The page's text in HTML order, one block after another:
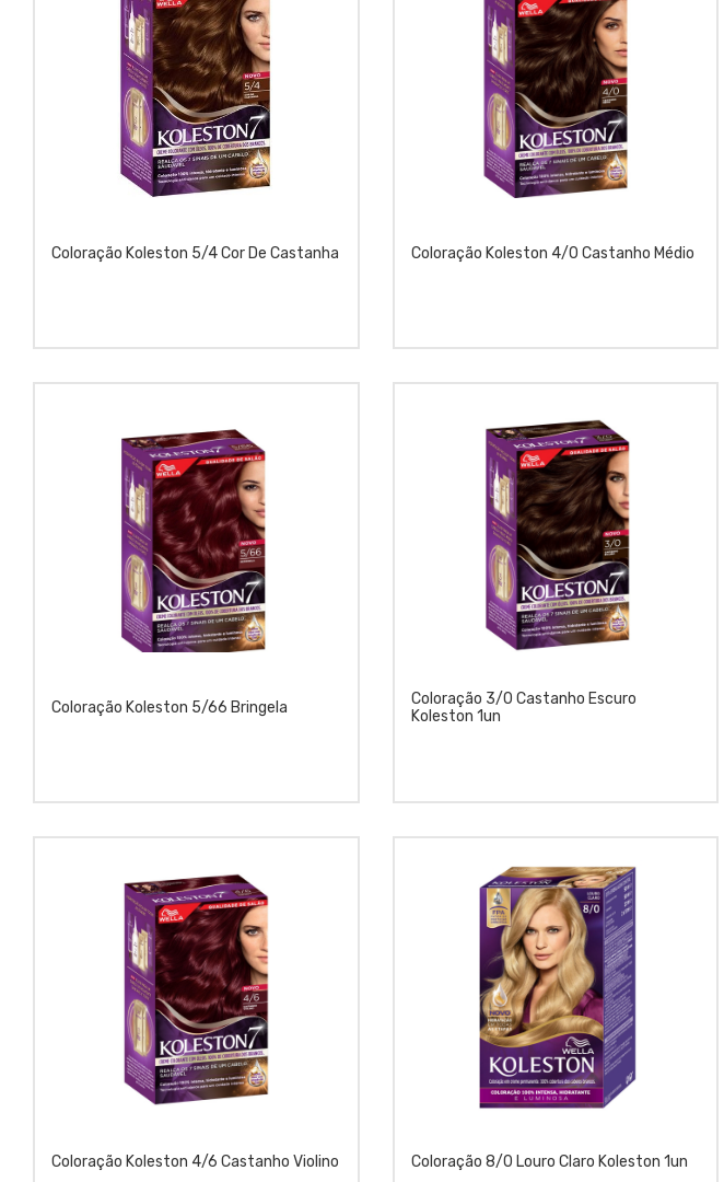
Coloração Koleston 5/4 Cor De Castanha Coloração Koleston 4/0 Castanho Médio
Coloração Koleston 5/66 Bringela
Coloração 3/0 Castanho Escuro
Koleston 1un
Coloração Koleston 4/6 Castanho Violino Coloração 8/0 Louro Claro Koleston 1un